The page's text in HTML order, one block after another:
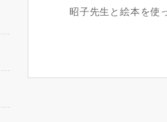
昭子先生と絵本を使っ